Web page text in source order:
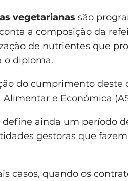
vegetarianas são
a composição da
de nutrientes que
o diploma.
do cumprimento
Alimentar e Económica
ainda um período
gestoras que
casos, quando os